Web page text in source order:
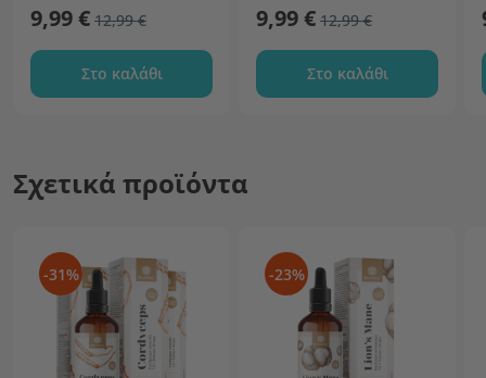
9,99 € 12,99 €
Στο καλάθι
9,99 € 12,99 €
Στο καλάθι
Σχετικά προϊόντα
-31% -23%